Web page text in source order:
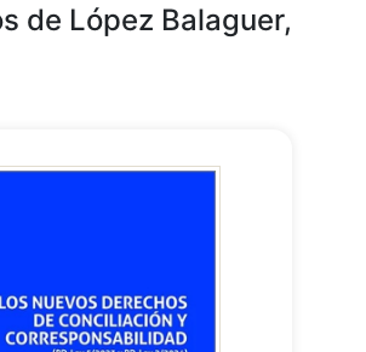
de López Balaguer,